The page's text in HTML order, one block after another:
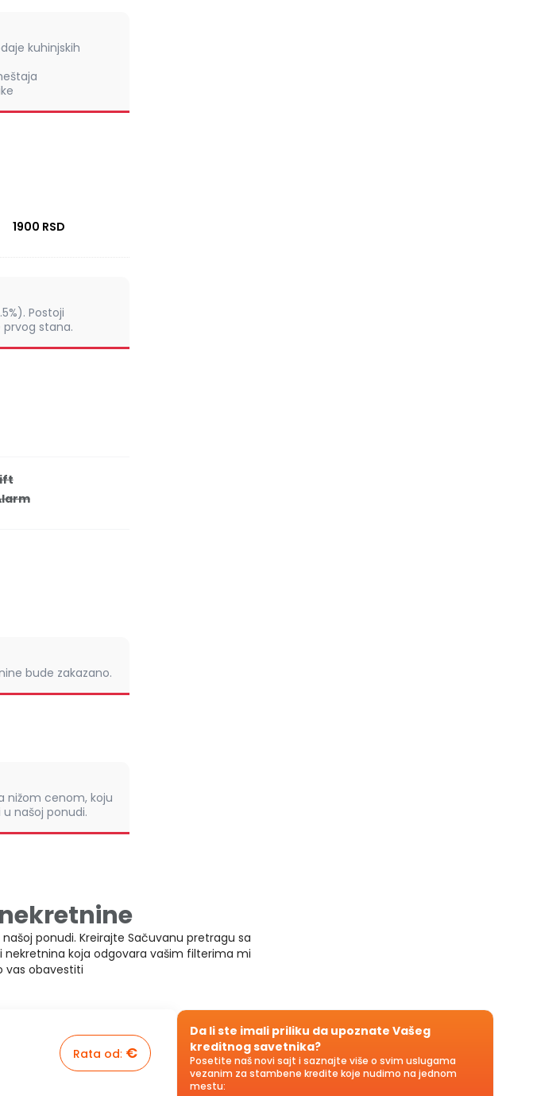
kuhinjskih
1900 RSD
Postoji
stana.
bude zakazano.
nižom cenom, koju
našoj ponudi.
ponudi. Kreirajte Sačuvanu pretragu sa
nekretnina koja odgovara vašim filterima mi
vas obavestiti
Rata od: €
Da li ste imali priliku da upoznate Vašeg
kreditnog savetnika?
Posetite naš novi sajt i saznajte više o svim uslugama
vezanim za stambene kredite koje nudimo na jednom
mestu: